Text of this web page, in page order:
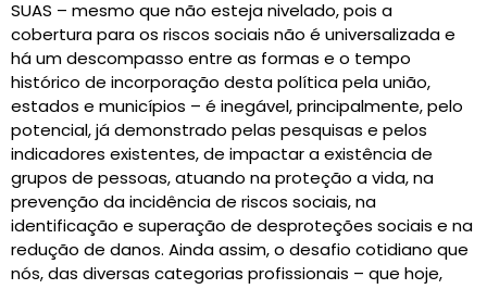
SUAS – mesmo que não esteja nivelado, pois a
cobertura para os riscos sociais não é universalizada e
há um descompasso entre as formas e o tempo
histórico de incorporação desta política pela união,
estados e municípios – é inegável, principalmente, pelo
potencial, já demonstrado pelas pesquisas e pelos
indicadores existentes, de impactar a existência de
grupos de pessoas, atuando na proteção a vida, na
prevenção da incidência de riscos sociais, na
identificação e superação de desproteções sociais e na
redução de danos. Ainda assim, o desafio cotidiano que
nós, das diversas categorias profissionais – que hoje,